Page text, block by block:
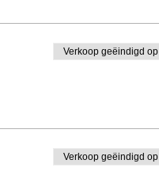
Verkoop geëindigd op
Verkoop geëindigd op